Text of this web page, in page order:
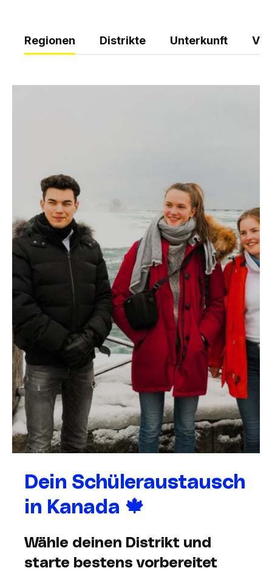
Regionen Distrikte Unterkunft
Dein Schüleraustausch
in Kanada 🍁
Wähle deinen Distrikt und
starte bestens vorbereitet